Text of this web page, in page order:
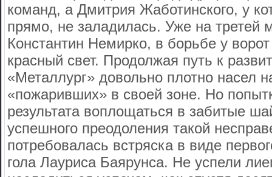
команд, а Дмитрия Жаботинского, у
прямо, не заладилась. Уже на третей
Константин Немирко, в борьбе у
красный свет. Продолжая путь к
«Металлург» довольно плотно насел
«пожаривших» в своей зоне. Но
результата воплощаться в забитые
успешного преодоления такой
потребовалась встряска в виде
гола Лауриса Баярунса. Не успели